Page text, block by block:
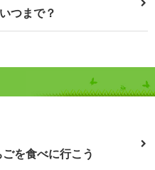
つまで？
を食べに行こう